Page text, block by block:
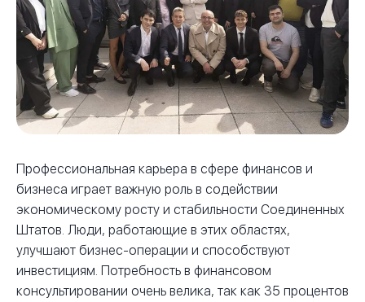
Профессиональная карьера в сфере финансов и
бизнеса играет важную роль в содействии
экономическому росту и стабильности Соединенных
Штатов. Люди, работающие в этих областях,
улучшают бизнес-операции и способствуют
инвестициям. Потребность в финансовом
консультировании очень велика, так как 35 процентов